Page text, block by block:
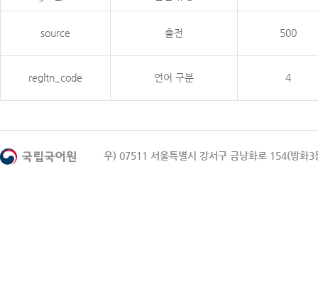
source 출전 500
regltn_code 언어 구분 4
우) 07511 서울특별시 강서구 금낭화로 154(방화3